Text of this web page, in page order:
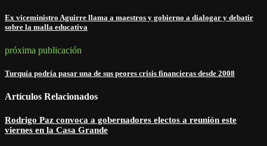
Ex viceministro Aguirre llama a maestros y gobierno a dialogar y debatir
sobre la malla educativa
próxima publicación
Turquía podría pasar una de sus peores crisis financieras desde 2008
Artículos Relacionados
Rodrigo Paz convoca a gobernadores electos a reunión este
viernes en la Casa Grande